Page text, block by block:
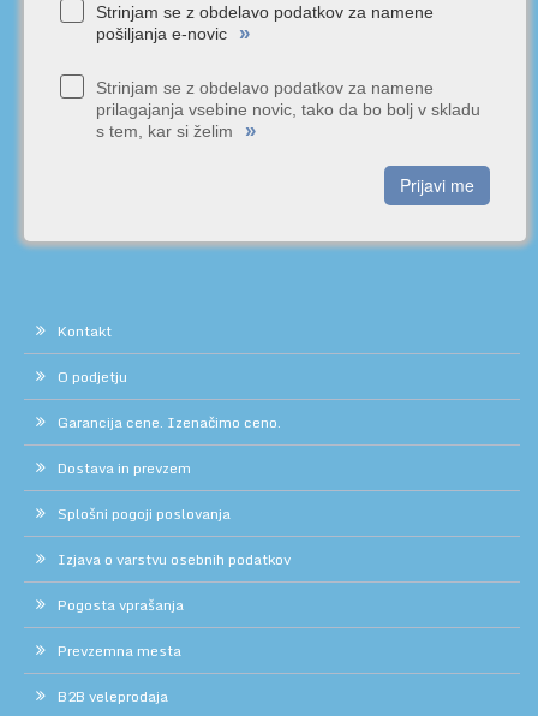
Strinjam se z obdelavo podatkov za namene
pošiljanja e-novic
»
Strinjam se z obdelavo podatkov za namene
prilagajanja vsebine novic, tako da bo bolj v skladu
s tem, kar si želim
»
Prijavi me
Kontakt
O podjetju
Garancija cene. Izenačimo ceno.
Dostava in prevzem
Splošni pogoji poslovanja
Izjava o varstvu osebnih podatkov
Pogosta vprašanja
Prevzemna mesta
B2B veleprodaja